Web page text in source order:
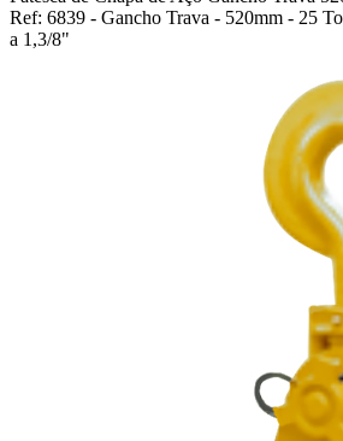
Ref: 6839 - Gancho Trava - 520mm - 25
a 1,3/8"